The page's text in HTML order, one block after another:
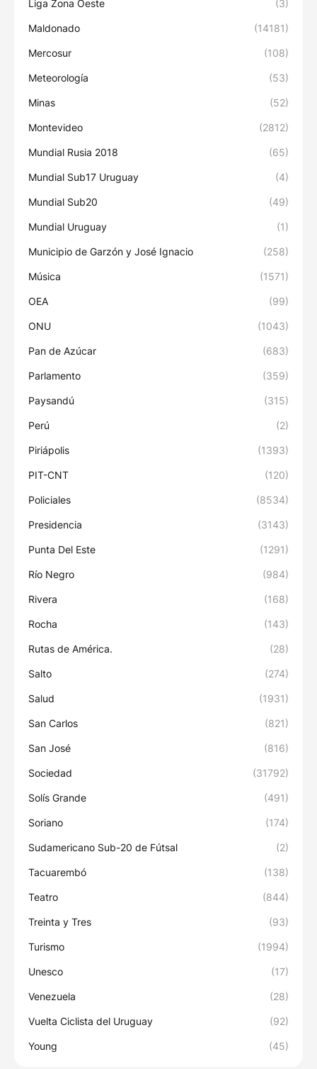
Liga Zona Oeste (3)
Maldonado (14181)
Mercosur (108)
Meteorología (53)
Minas (52)
Montevideo (2812)
Mundial Rusia 2018 (65)
Mundial Sub17 Uruguay (4)
Mundial Sub20 (49)
Mundial Uruguay (1)
Municipio de Garzón y José Ignacio (258)
Música (1571)
OEA (99)
ONU (1043)
Pan de Azúcar (683)
Parlamento (359)
Paysandú (315)
Perú (2)
Piriápolis (1393)
PIT-CNT (120)
Policiales (8534)
Presidencia (3143)
Punta Del Este (1291)
Río Negro (984)
Rivera (168)
Rocha (143)
Rutas de América. (28)
Salto (274)
Salud (1931)
San Carlos (821)
San José (816)
Sociedad (31792)
Solís Grande (491)
Soriano (174)
Sudamericano Sub-20 de Fútsal (2)
Tacuarembó (138)
Teatro (844)
Treinta y Tres (93)
Turismo (1994)
Unesco (17)
Venezuela (28)
Vuelta Ciclista del Uruguay (92)
Young (45)